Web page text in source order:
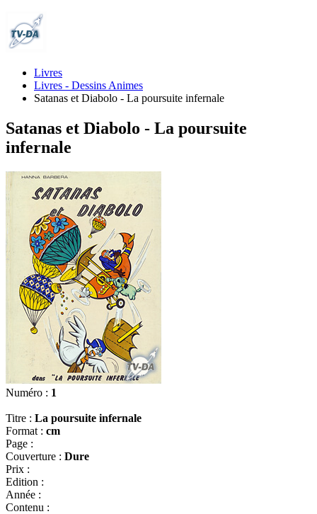
Livres
Livres - Dessins Animes
Satanas et Diabolo - La poursuite infernale
Satanas et Diabolo - La poursuite
infernale
Numéro : 1
Titre : La poursuite infernale
Format : cm
Page :
Couverture : Dure
Prix :
Edition :
Année :
Contenu :